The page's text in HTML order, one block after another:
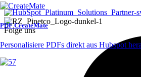
PDF CreateMate
Personalisiere PDFs direkt aus Hubspot
Folge uns